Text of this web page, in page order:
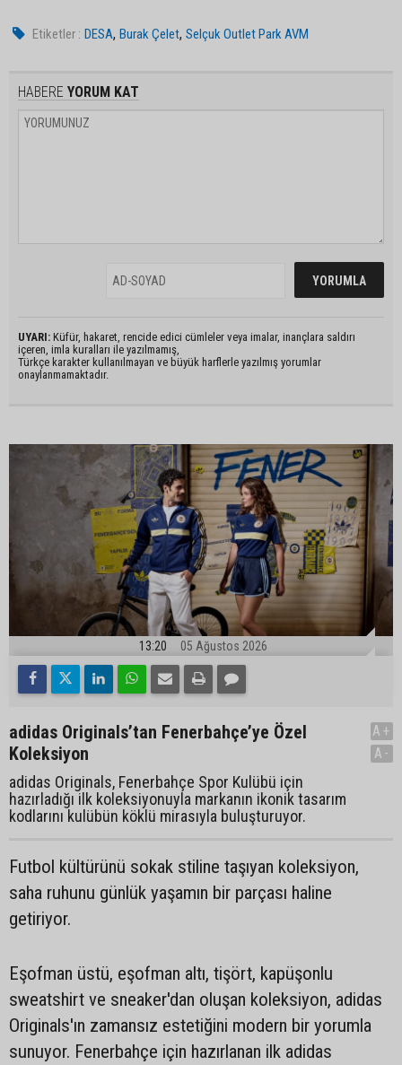
Etiketler : DESA,Burak Çelet,Selçuk Outlet Park AVM
HABERE YORUM KAT
UYARI: Küfür, hakaret, rencide edici cümleler veya imalar, inançlara saldırı
içeren, imla kuralları ile yazılmamış,
Türkçe karakter kullanılmayan ve büyük harflerle yazılmış yorumlar
onaylanmamaktadır.
13:20 05 Ağustos 2026
adidas Originals’tan Fenerbahçe’ye Özel
Koleksiyon
adidas Originals, Fenerbahçe Spor Kulübü için
hazırladığı ilk koleksiyonuyla markanın ikonik tasarım
kodlarını kulübün köklü mirasıyla buluşturuyor.
A+
A-
Futbol kültürünü sokak stiline taşıyan koleksiyon,
saha ruhunu günlük yaşamın bir parçası haline
getiriyor.
Eşofman üstü, eşofman altı, tişört, kapüşonlu
sweatshirt ve sneaker'dan oluşan koleksiyon, adidas
Originals'ın zamansız estetiğini modern bir yorumla
sunuyor. Fenerbahçe için hazırlanan ilk adidas